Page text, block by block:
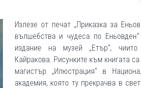
Излезе от печат „Приказка за
вълшебства и чудеса по Еньовден“
издание на музей „Етър“,
Кайракова. Рисунките към книгата
магистър „Илюстрация“ в
академия, която ту прекрачва в